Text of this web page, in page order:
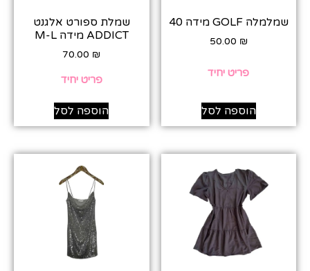
שמלמלה GOLF מידה 40
50.00 ₪
פריט יחיד
הוספה לסל
שמלת ספורט אלגנט
ADDICT מידה M-L
70.00 ₪
פריט יחיד
הוספה לסל